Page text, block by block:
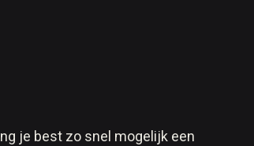
je best zo snel mogelijk een